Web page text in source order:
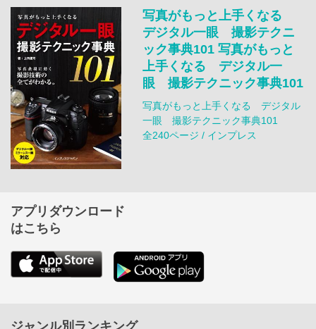
写真がもっと上手くなる
デジタル一眼 撮影テクニ
ック事典101 写真がもっと
上手くなる デジタル一
眼 撮影テクニック事典101
写真がもっと上手くなる デジタル
一眼 撮影テクニック事典101
全240ページ / インプレス
アプリダウンロード
はこちら
ジャンル別ランキング